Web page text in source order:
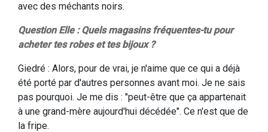
avec des méchants noirs.
Question Elle : Quels magasins fréquentes-tu pour
acheter tes robes et tes bijoux ?
Giedré : Alors, pour de vrai, je n'aime que ce qui a déjà
été porté par d'autres personnes avant moi. Je ne sais
pas pourquoi. Je me dis : "peut-être que ça appartenait
à une grand-mère aujourd'hui décédée". Ce n'est que de
la fripe.